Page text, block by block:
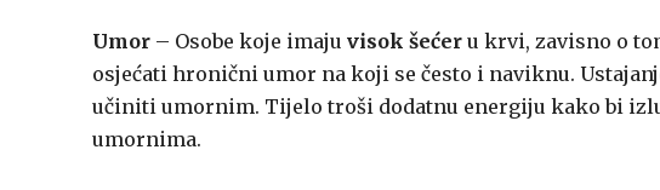
Umor – Osobe koje imaju visok šećer u krvi, zavisno o
osjećati hronični umor na koji se često i naviknu.
učiniti umornim. Tijelo troši dodatnu energiju kako bi
umornima.